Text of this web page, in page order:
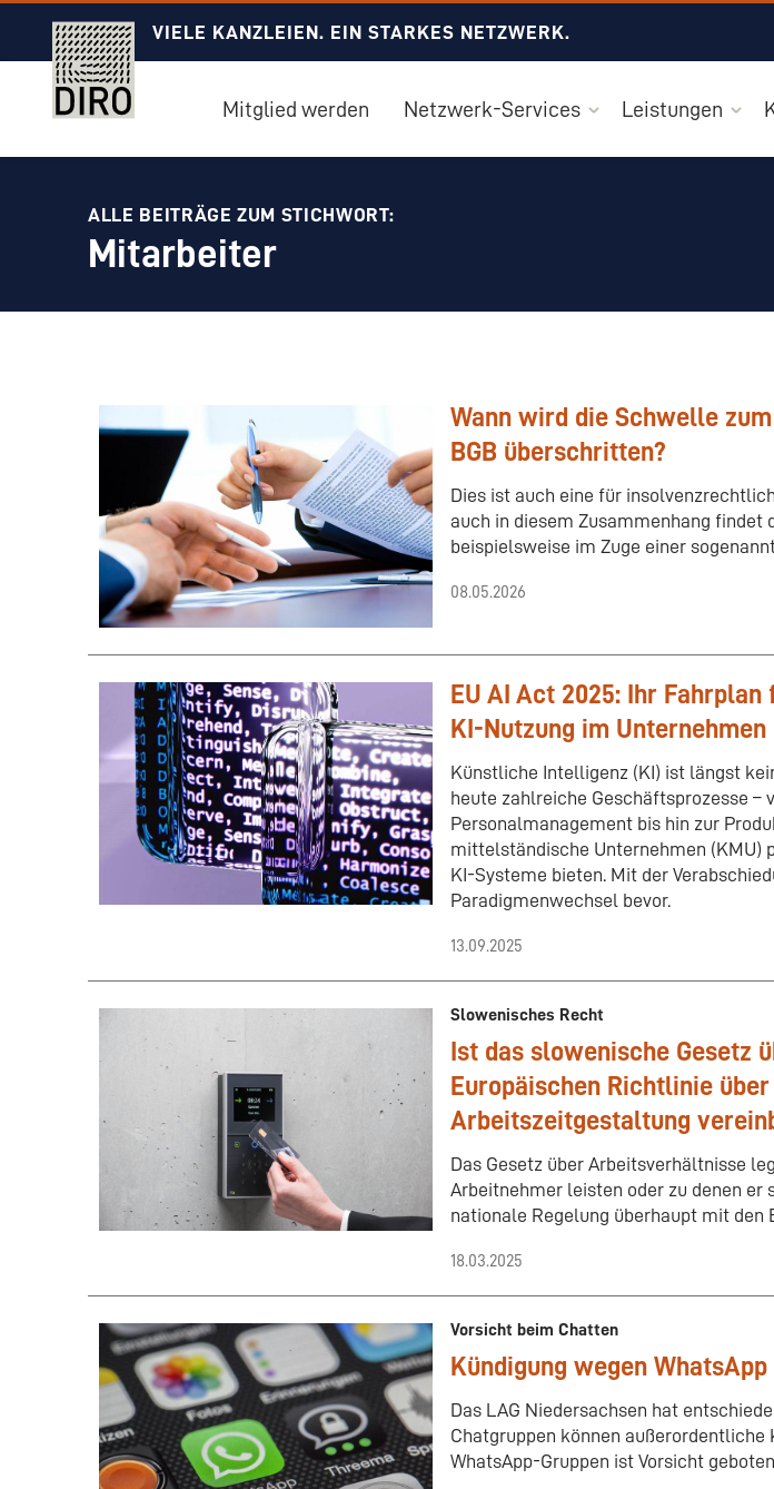
VIELE KANZLEIEN. EIN STARKES NETZWERK.
Mitglied werden Netzwerk-Services Leistungen
ALLE BEITRÄGE ZUM STICHWORT:
Mitarbeiter
Wann wird die Schwelle
BGB überschritten?
Dies ist auch eine für
auch in diesem Zusammenhang findet
beispielsweise im Zuge einer
08.05.2026
EU AI Act 2025: Ihr
KI-Nutzung im Unternehmen
Künstliche Intelligenz (KI) ist längst
heute zahlreiche Geschäftsprozesse –
Personalmanagement bis hin zur
mittelständische Unternehmen (KMU)
KI-Systeme bieten. Mit der
Paradigmenwechsel bevor.
13.09.2025
Slowenisches Recht
Ist das slowenische Gesetz
Europäischen Richtlinie
Arbeitszeitgestaltung
Das Gesetz über Arbeitsverhältnisse
Arbeitnehmer leisten oder zu denen er
nationale Regelung überhaupt mit den
18.03.2025
Vorsicht beim Chatten
Kündigung wegen WhatsApp
Das LAG Niedersachsen hat
Chatgruppen können
WhatsApp-Gruppen ist Vorsicht